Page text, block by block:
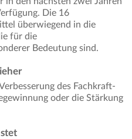
Die 16
überwiegend in die
für die
Bedeutung sind.
des Fachkraft-
oder die Stärkung